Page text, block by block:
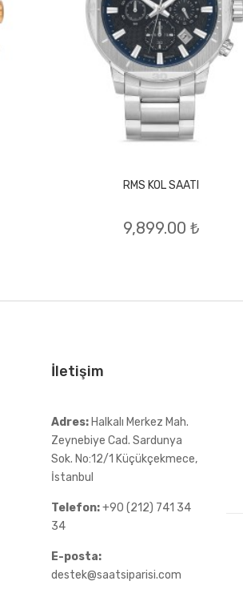
RMS KOL SAATI
9,899.00 ₺
İletişim
Adres: Halkalı Merkez Mah.
Zeynebiye Cad. Sardunya
Sok. No:12/1 Küçükçekmece,
İstanbul
Telefon:+90 (212) 741 34
34
E-posta:
destek@saatsiparisi.com